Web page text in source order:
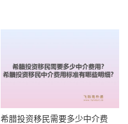
希腊投资移民需要多少中介费